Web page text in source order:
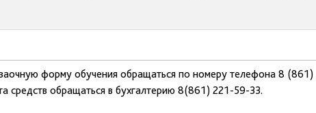
форму обучения обращаться по номеру телефона 8
средств обращаться в бухгалтерию 8(861) 221-59-33.